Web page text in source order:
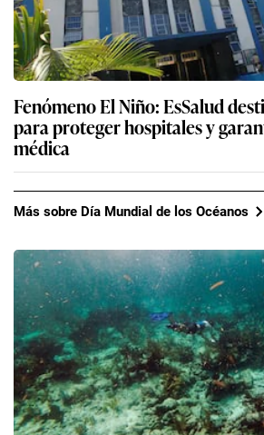
Fenómeno El Niño: EsSalud
para proteger hospitales y
médica
Más sobre Día Mundial de los Océanos